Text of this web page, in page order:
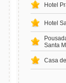
Hotel
Hotel
Santa
Casa